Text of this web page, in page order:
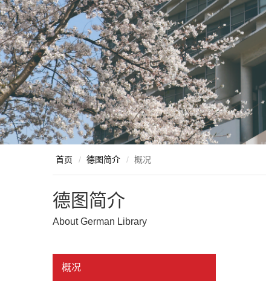
首页 / 德图简介 / 概况
德图简介
About German Library
概况